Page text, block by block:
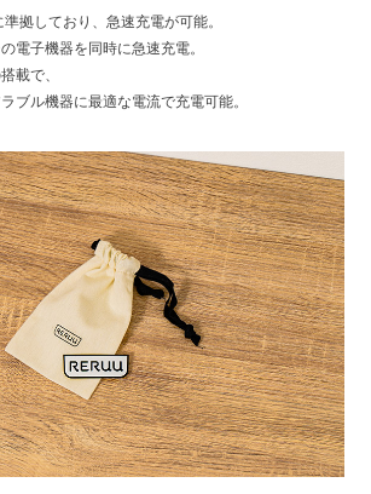
拠しており、急速充電が可能。
電子機器を同時に急速充電。
載で、
ブル機器に最適な電流で充電可能。